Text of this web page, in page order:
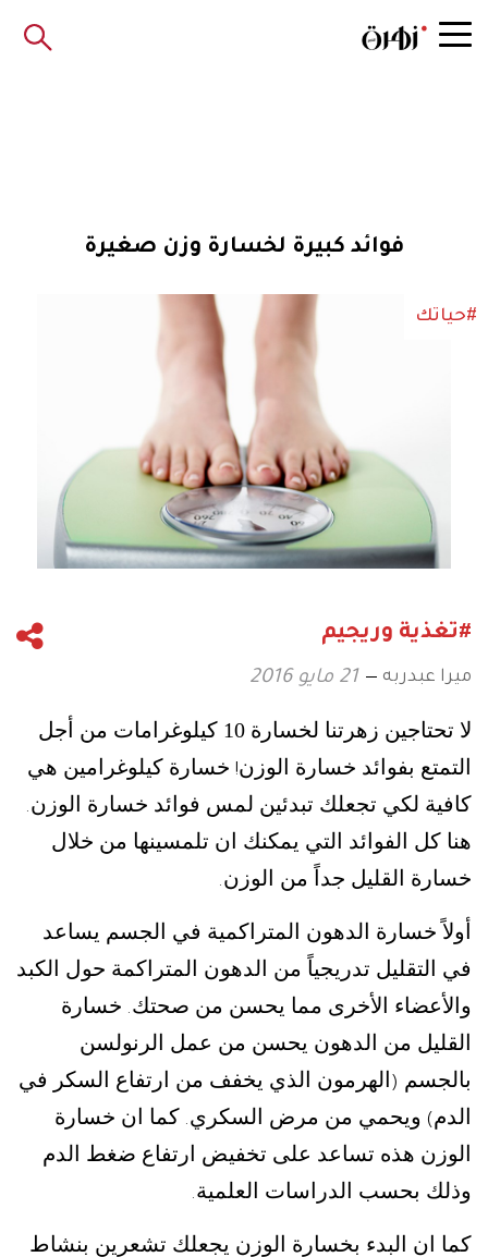
فوائد كبيرة لخسارة وزن صغيرة
#حياتك
#تغذية وريجيم
ميرا عبدربه 21 مايو 2016
لا تحتاجين زهرتنا لخسارة 10 كيلوغرامات من أجل
التمتع بفوائد خسارة الوزن! خسارة كيلوغرامين هي
كافية لكي تجعلك تبدئين لمس فوائد خسارة الوزن.
هنا كل الفوائد التي يمكنك ان تلمسينها من خلال
خسارة القليل جداً من الوزن.
أولاً خسارة الدهون المتراكمية في الجسم يساعد
في التقليل تدريجياً من الدهون المتراكمة حول الكبد
والأعضاء الأخرى مما يحسن من صحتك. خسارة
القليل من الدهون يحسن من عمل الرنولسن
بالجسم ( الهرمون الذي يخفف من ارتفاع السكر في
الدم) ويحمي من مرض السكري. كما ان خسارة
الوزن هذه تساعد على تخفيض ارتفاع ضغط الدم
وذلك بحسب الدراسات العلمية.
كما ان البدء بخسارة الوزن يجعلك تشعرين بنشاط